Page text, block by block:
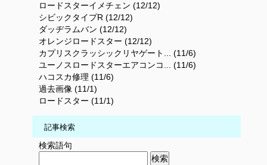
ロードスターイメチェン (12/12)
シビックタイプR (12/12)
ダッヂラムバン (12/12)
オレンジロードスター (12/12)
カプリスクラッシックリヤゲート... (11/6)
ユーノスロードスターエアコンコ... (11/6)
ハコスカ修理 (11/6)
過去画像 (11/1)
ロードスター (11/1)
記事検索
検索語句